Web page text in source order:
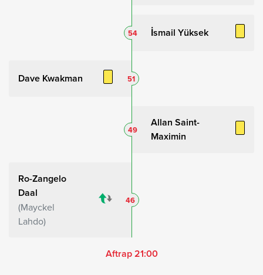
İsmail Yüksek
54
Dave Kwakman 51
Allan Saint-
Maximin
49
Ro-Zangelo
Daal
Mayckel
Lahdo
46
Aftrap 21:00